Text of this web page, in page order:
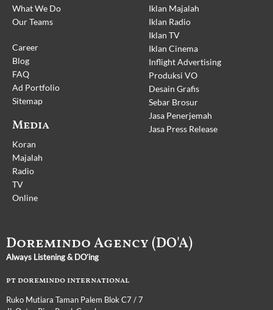
What We Do
Our Teams
Career
Blog
FAQ
Ad Portfolio
Sitemap
Media
Koran
Majalah
Radio
TV
Online
Iklan Majalah
Iklan Radio
Iklan TV
Iklan Cinema
Inflight Advertising
Produksi VO
Desain Grafis
Sebar Brosur
Jasa Penerjemah
Jasa Press Release
Doremindo Agency (DO'A)
Always Listening & DO’ing
pt doremindo international
Ruko Mutiara Taman Palem Blok C7 / 7